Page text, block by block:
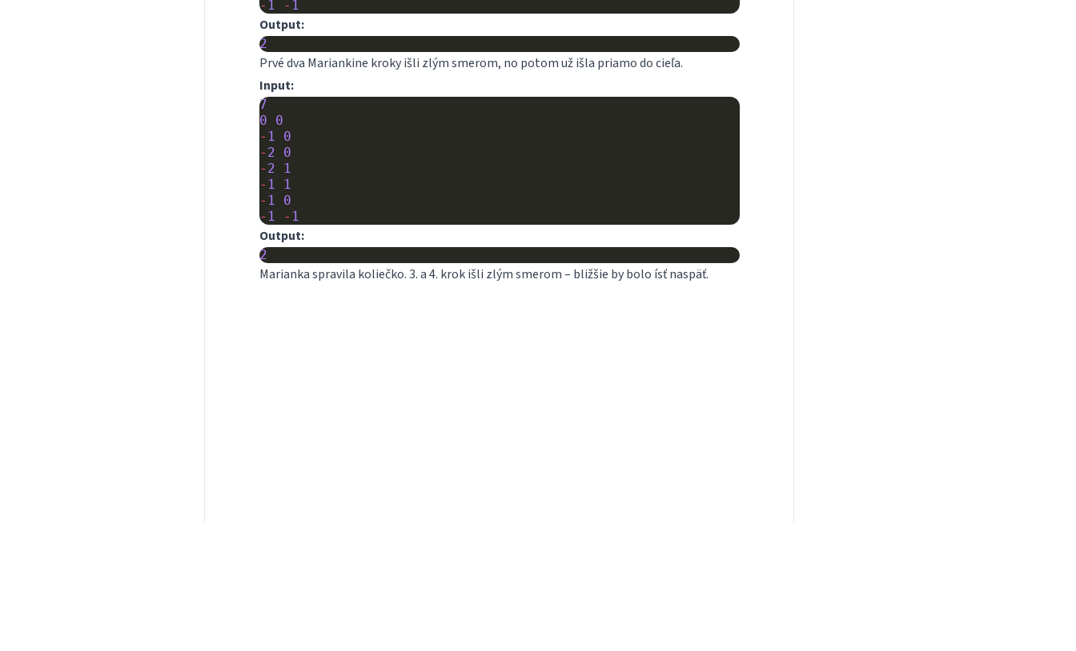
- 1 - 1
Output:
2
Prvé dva Mariankine kroky išli zlým smerom, no potom už išla priamo do cieľa.
Input:
7
0
0
- 1
0
- 2
0
- 2
1
- 1
1
- 1
0
- 1 - 1
Output:
2
Marianka spravila koliečko. 3. a 4. krok išli zlým smerom – bližšie by bolo ísť naspäť.